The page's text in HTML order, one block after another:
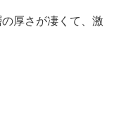
厚さが凄くて、激